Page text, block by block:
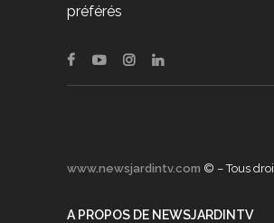
préférés
www.newsjardintv.com © – Tous
A PROPOS DE NEWSJARDINTV